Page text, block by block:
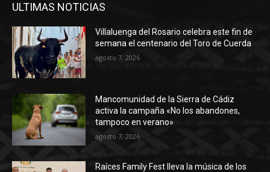
ULTIMAS NOTICIAS
Villaluenga del Rosario celebra este fin de
semana el centenario del Toro de Cuerda
agosto 7, 2026
Mancomunidad de la Sierra de Cádiz
activa la campaña «No los abandones,
tampoco en verano»
agosto 7, 2026
Raíces Family Fest lleva la música de los